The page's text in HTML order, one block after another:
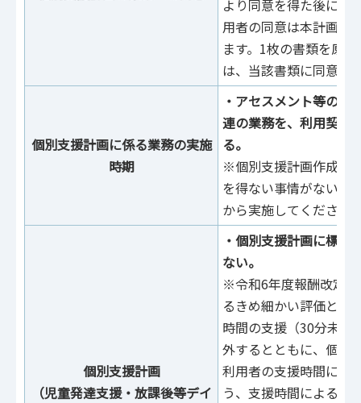
より同意を得た後に本
⽤者の同意は本計画で
ます。1枚の書類を原
は、当該書類に同意を
個別支援計画に係る業務の実施
時期
・アセスメント等の個
連の業務を、利用契約
る。
※個別支援計画作成に
を得ない事情がない限
から実施してください
個別支援計画
（児童発達支援・放課後等デイ
・個別支援計画に標準
ない。
※令和6年度報酬改定
るきめ細かい評価とす
時間の支援（30分未満
外するとともに、個別
利用者の支援時間に応
う、支援時間による区